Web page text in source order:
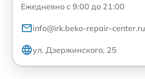
Ежедневно с 9:00 до 21:00
info@irk.beko-repair-center.ru
ул. Дзержинского, 25